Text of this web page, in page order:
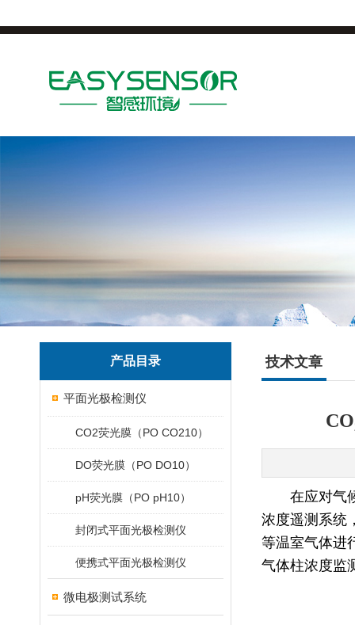
产品目录
平面光极检测仪
CO2荧光膜（PO CO210）
DO荧光膜（PO DO10）
pH荧光膜（PO pH10）
封闭式平面光极检测仪
便携式平面光极检测仪
微电极测试系统
技术文章
在应对气
浓度遥测系统
等温室气体进
气体柱浓度监